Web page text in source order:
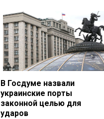
В Госдуме назвали
украинские порты
законной целью для
ударов